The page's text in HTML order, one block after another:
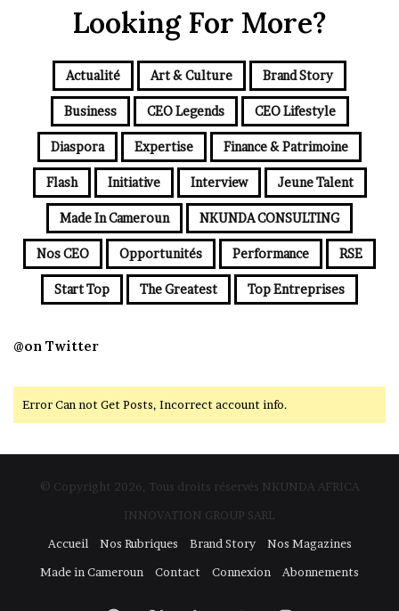
Looking For More?
Actualité Art & Culture Brand Story
Business CEO Legends CEO Lifestyle
Diaspora Expertise Finance & Patrimoine
Flash Initiative Interview Jeune Talent
Made In Cameroun NKUNDA CONSULTING
Nos CEO Opportunités Performance RSE
Start Top The Greatest Top Entreprises
@on Twitter
Error Can not Get Posts, Incorrect account info.
© Copyright 2026, Tous droits réservés NKUNDA AFRICA
INNOVATION GROUP SARL
Accueil
Nos Rubriques Brand Story
Nos Magazines
Made in Cameroun
Contact Connexion Abonnements